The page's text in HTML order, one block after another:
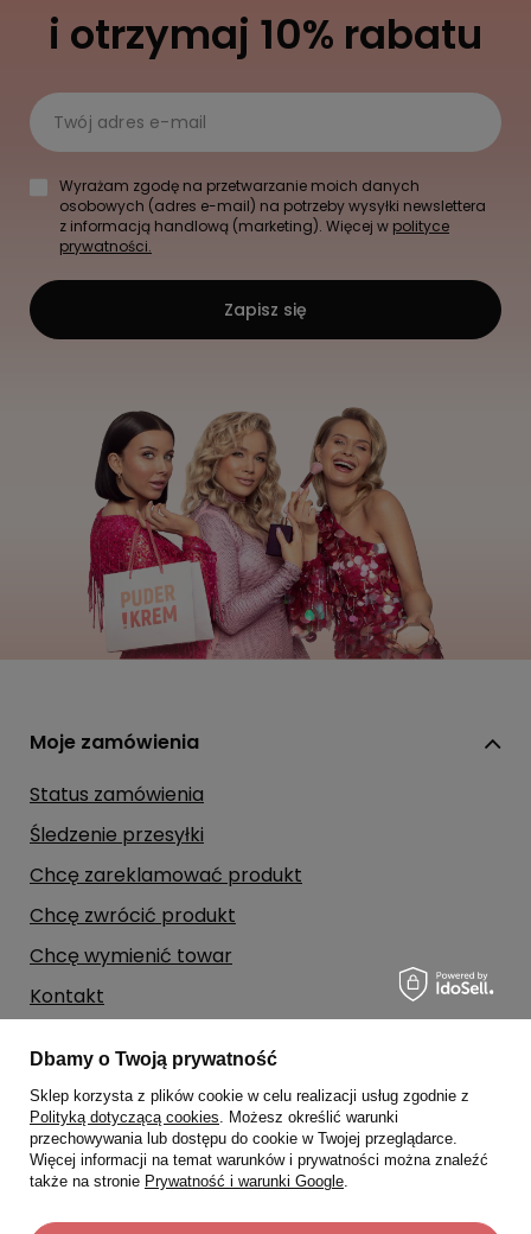
i otrzymaj 10% rabatu
Twój adres e-mail
Wyrażam zgodę na przetwarzanie moich danych
osobowych (adres e-mail) na potrzeby wysyłki newslettera
z informacją handlową (marketing). Więcej w polityce
prywatności.
Zapisz się
Moje zamówienia
Status zamówienia
Śledzenie przesyłki
Chcę zareklamować produkt
Chcę zwrócić produkt
Chcę wymienić towar
Kontakt
Moje konto
Regulaminy
Dbamy o Twoją prywatność
Sklep korzysta z plików cookie w celu realizacji usług zgodnie z
Polityką dotyczącą cookies. Możesz określić warunki
przechowywania lub dostępu do cookie w Twojej przeglądarce.
Więcej informacji na temat warunków i prywatności można znaleźć
także na stronie Prywatność i warunki Google.